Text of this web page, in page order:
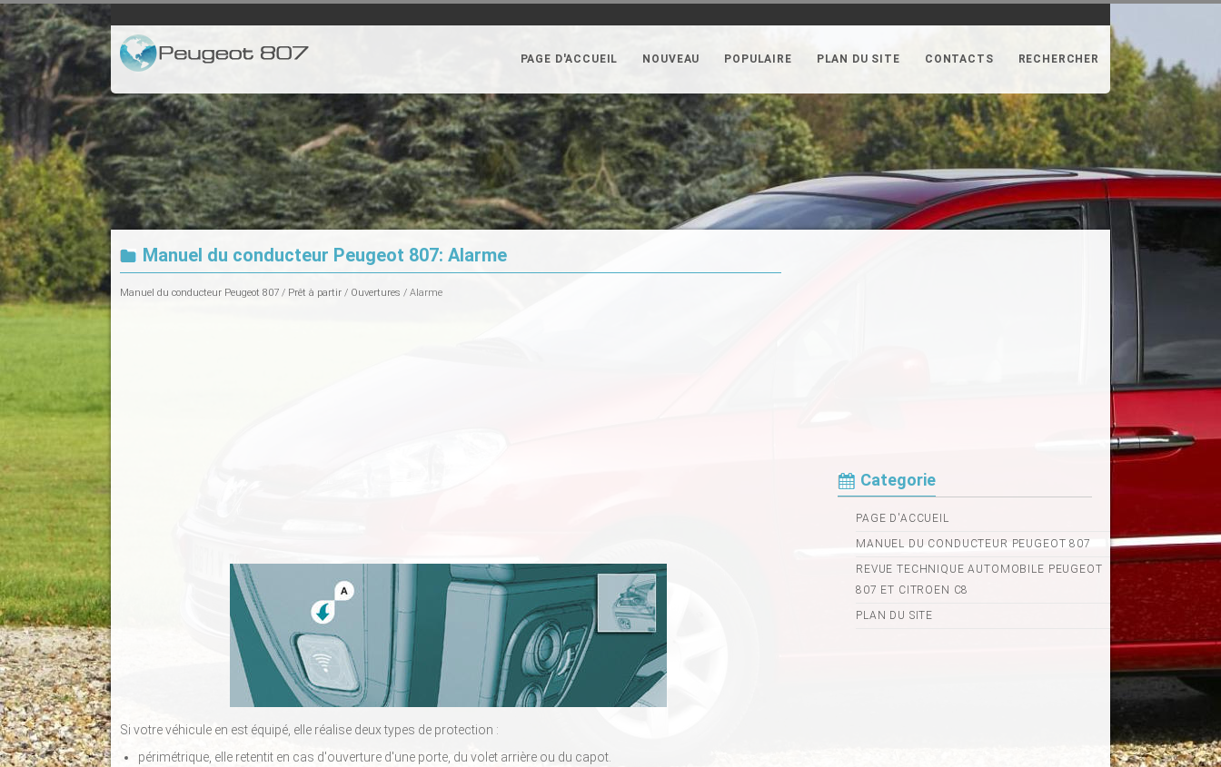
PAGE D'ACCUEIL NOUVEAU POPULAIRE PLAN DU SITE CONTACTS RECHERCHER
Manuel du conducteur Peugeot 807: Alarme
Manuel du conducteur Peugeot 807 / Prêt à partir / Ouvertures / Alarme
Si votre véhicule en est équipé, elle réalise deux types de protection :
périmétrique, elle retentit en cas d'ouverture d'une porte, du volet arrière ou du capot.
Categorie
PAGE D'ACCUEIL
MANUEL DU CONDUCTEUR PEUGEOT 807
REVUE TECHNIQUE AUTOMOBILE PEUGEOT
807 ET CITROEN C8
PLAN DU SITE